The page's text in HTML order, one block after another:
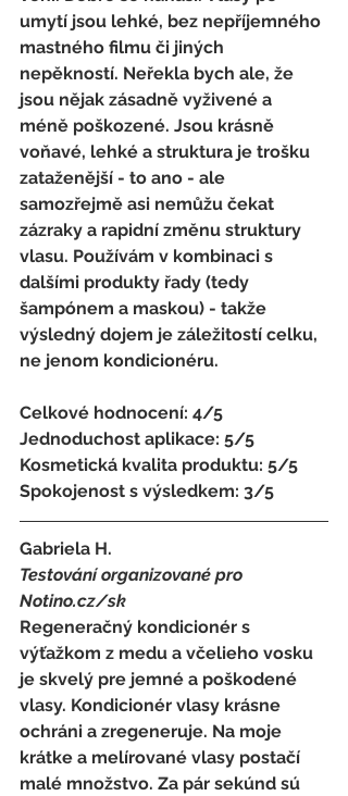
umytí jsou lehké, bez nepříjemného
mastného filmu či jiných
nepěkností. Neřekla bych ale, že
jsou nějak zásadně vyživené a
méně poškozené. Jsou krásně
voňavé, lehké a struktura je trošku
zataženější - to ano - ale
samozřejmě asi nemůžu čekat
zázraky a rapidní změnu struktury
vlasu. Používám v kombinaci s
dalšími produkty řady (tedy
šampónem a maskou) - takže
výsledný dojem je záležitostí celku,
ne jenom kondicionéru.
Celkové hodnocení: 4/5
Jednoduchost aplikace: 5/5
Kosmetická kvalita produktu: 5/5
Spokojenost s výsledkem: 3/5
Gabriela H.
Testování organizované pro
Notino.cz/sk
Regeneračný kondicionér s
výťažkom z medu a včelieho vosku
je skvelý pre jemné a poškodené
vlasy. Kondicionér vlasy krásne
ochráni a zregeneruje. Na moje
krátke a melírované vlasy postačí
malé množstvo. Za pár sekúnd sú